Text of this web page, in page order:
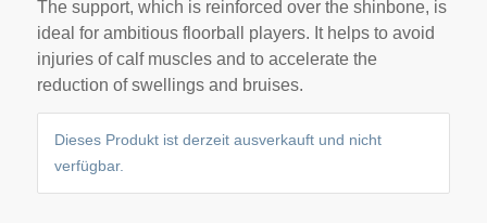
The support, which is reinforced over the shinbone, is
ideal for ambitious floorball players. It helps to avoid
injuries of calf muscles and to accelerate the
reduction of swellings and bruises.
Dieses Produkt ist derzeit ausverkauft und nicht
verfügbar.